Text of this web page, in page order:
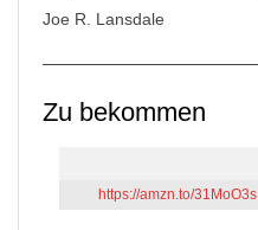
Joe R. Lansdale
Zu bekommen
https://amzn.to/31MoO3s